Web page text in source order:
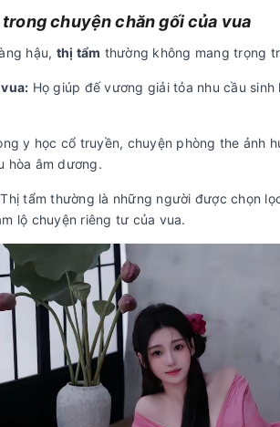
chuyện chăn gối của vua
hậu, thị tẩm thường không mang trọng
Họ giúp đế vương giải tỏa nhu cầu
y học cổ truyền, chuyện phòng the ảnh
hòa âm dương.
Thị tẩm thường là những người được chọn
lộ chuyện riêng tư của vua.